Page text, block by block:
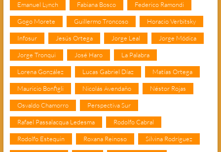
Emanuel Lynch Fabiana Bosco Federico Ramondi
Gogo Morete Guillermo Troncoso Horacio Verbitsky
Infosur Jesús Ortega Jorge Leal Jorge Módica
Jorge Tronqui José Haro La Palabra
Lorena González Lucas Gabriel Díaz Matías Ortega
Mauricio Bonfigli Nicolás Avendaño Néstor Rojas
Osvaldo Chamorro Perspectiva Sur
Rafael Passalacqua Ledesma Rodolfo Cabral
Rodolfo Estequin Roxana Reinoso Silvina Rodríguez